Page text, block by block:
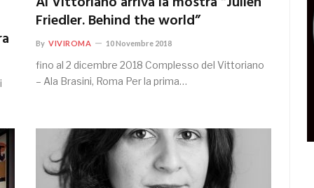
Friedler. Behind the world”
By VIVIROMA 10 Novembre 2018
fino al 2 dicembre 2018 Complesso del Vittoriano
– Ala Brasini, Roma Per la prima…